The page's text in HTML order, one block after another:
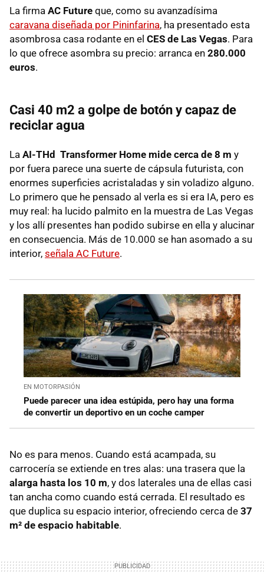
La firma AC Future que, como su avanzadísima
caravana diseñada por Pininfarina, ha presentado esta
asombrosa casa rodante en el CES de Las Vegas. Para
lo que ofrece asombra su precio: arranca en 280.000
euros.
Casi 40 m2 a golpe de botón y capaz de
reciclar agua
La AI-THd Transformer Home mide cerca de 8 m y
por fuera parece una suerte de cápsula futurista, con
enormes superficies acristaladas y sin voladizo alguno.
Lo primero que he pensado al verla es si era IA, pero es
muy real: ha lucido palmito en la muestra de Las Vegas
y los allí presentes han podido subirse en ella y alucinar
en consecuencia. Más de 10.000 se han asomado a su
interior, señala AC Future.
EN MOTORPASIÓN
Puede parecer una idea estúpida, pero hay una forma
de convertir un deportivo en un coche camper
No es para menos. Cuando está acampada, su
carrocería se extiende en tres alas: una trasera que la
alarga hasta los 10 m, y dos laterales una de ellas casi
tan ancha como cuando está cerrada. El resultado es
que duplica su espacio interior, ofreciendo cerca de 37
m² de espacio habitable.